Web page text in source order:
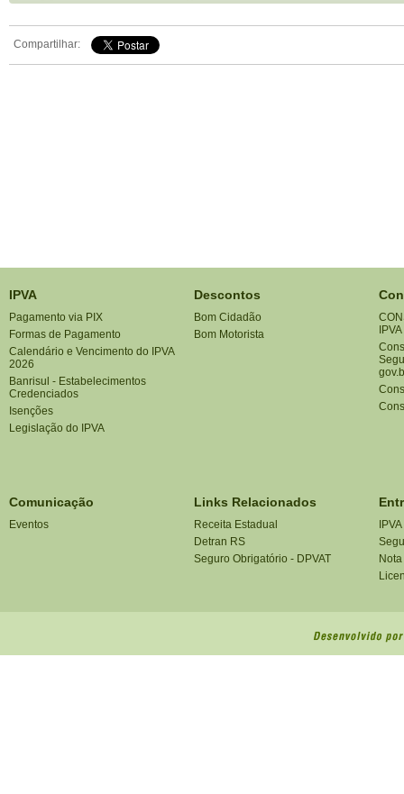
Compartilhar:
IPVA
Pagamento via PIX
Formas de Pagamento
Calendário e Vencimento do IPVA
2026
Banrisul - Estabelecimentos
Credenciados
Isenções
Legislação do IPVA
Descontos
Bom Cidadão
Bom Motorista
Comunicação
Eventos
Links Relacionados
Receita Estadual
Detran RS
Seguro Obrigatório - DPVAT